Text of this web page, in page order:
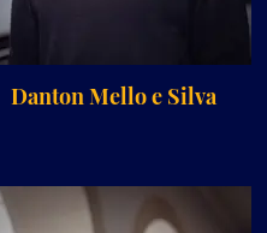
Danton Mello e Silva